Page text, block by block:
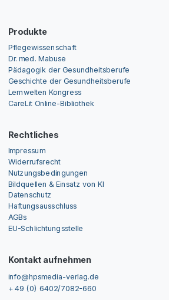
Produkte
Pflegewissenschaft
Dr. med. Mabuse
Pädagogik der Gesundheitsberufe
Geschichte der Gesundheitsberufe
Lernwelten Kongress
CareLit Online-Bibliothek
Rechtliches
Impressum
Widerrufsrecht
Nutzungsbedingungen
Bildquellen & Einsatz von KI
Datenschutz
Haftungsausschluss
AGBs
EU-Schlichtungsstelle
Kontakt aufnehmen
info@hpsmedia-verlag.de
+ 49 (0) 6402/7082-660